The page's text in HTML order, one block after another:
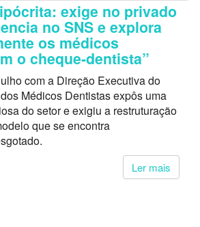
exige no privado
no SNS e explora
os médicos
o cheque-dentista”
com a Direção Executiva do
Médicos Dentistas expôs uma
do setor e exigiu a restruturação
que se encontra
Ler mais